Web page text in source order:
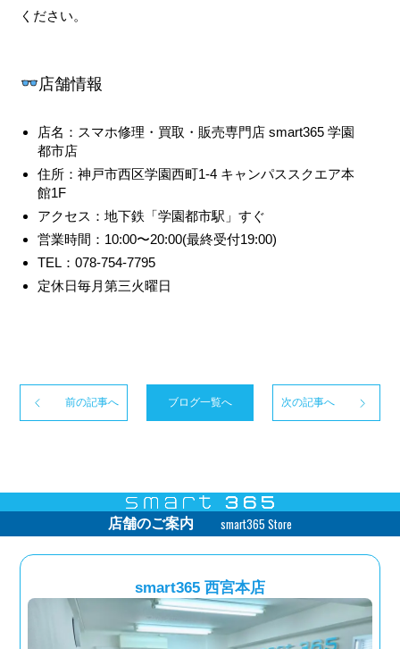
ください。
店舗情報
店名：スマホ修理・買取・販売専門店 smart365 学園
都市店
住所：神戸市西区学園西町1-4 キャンパススクエア本
館1F
アクセス：地下鉄「学園都市駅」すぐ
営業時間：10:00〜20:00(最終受付19:00)
TEL：078-754-7795
定休日毎月第三火曜日
前の記事へ ブログ一覧へ 次の記事へ
店舗のご案内 smart365 Store
smart365 西宮本店